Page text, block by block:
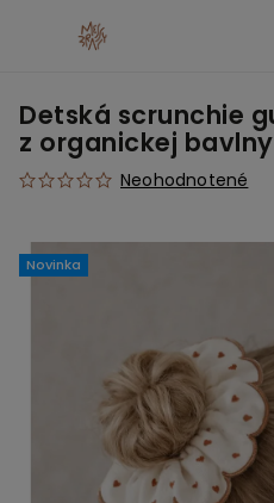
Detská scrunchie
z organickej
Neohodnotené
Novinka